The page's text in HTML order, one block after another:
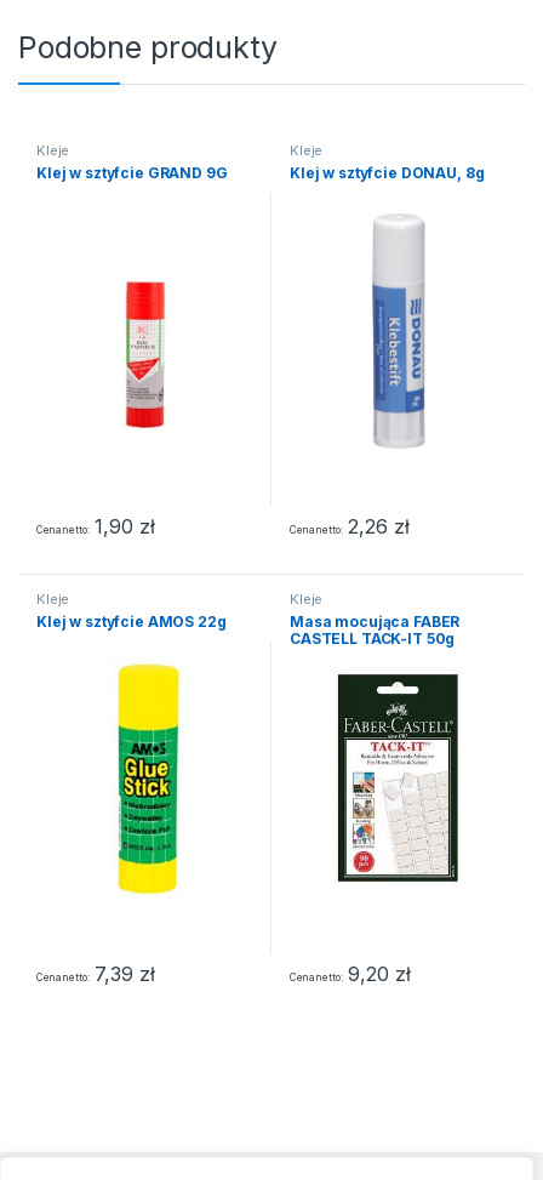
Podobne produkty
Kleje
Klej w sztyfcie GRAND 9G
Cena netto 1,90 zł
Kleje
Klej w sztyfcie DONAU, 8g
Cena netto 2,26 zł
Kleje
Klej w sztyfcie AMOS 22g
Cena netto 7,39 zł
Kleje
Masa mocująca FABER
CASTELL TACK-IT 50g
Cena netto 9,20 zł